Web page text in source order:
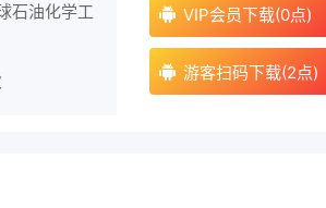
石油化学工
VIP会员下载(0点)
游客扫码下载(2点)